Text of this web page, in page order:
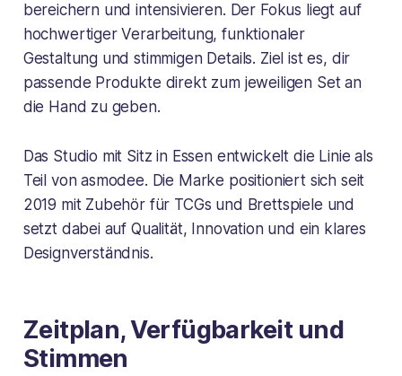
bereichern und intensivieren. Der Fokus liegt auf
hochwertiger Verarbeitung, funktionaler
Gestaltung und stimmigen Details. Ziel ist es, dir
passende Produkte direkt zum jeweiligen Set an
die Hand zu geben.
Das Studio mit Sitz in Essen entwickelt die Linie als
Teil von asmodee. Die Marke positioniert sich seit
2019 mit Zubehör für TCGs und Brettspiele und
setzt dabei auf Qualität, Innovation und ein klares
Designverständnis.
Zeitplan, Verfügbarkeit und
Stimmen